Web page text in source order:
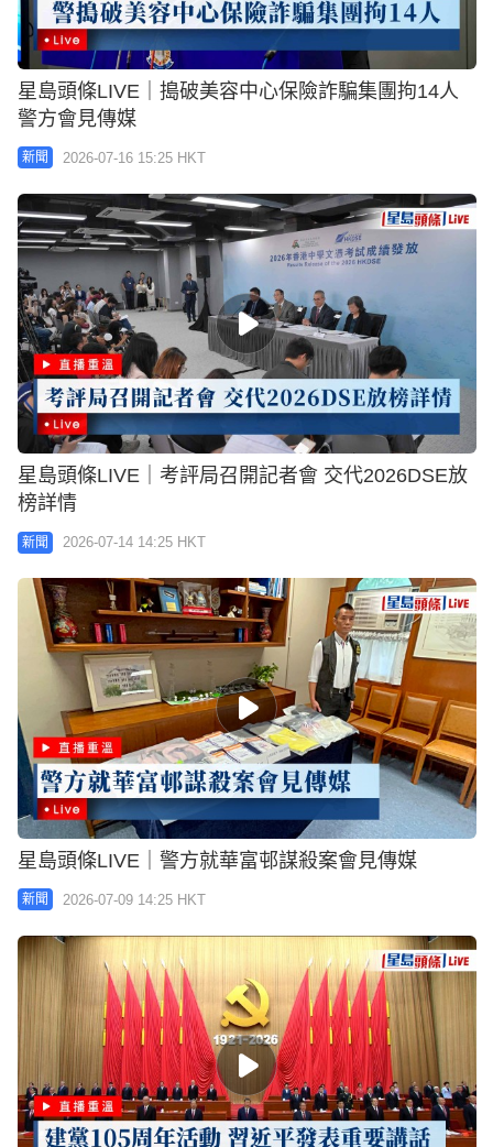
星島頭條LIVE｜搗破美容中心保險詐騙集團拘14人
警方會見傳媒
新聞 2026-07-16 15:25 HKT
星島頭條LIVE｜考評局召開記者會 交代2026DSE放
榜詳情
新聞 2026-07-14 14:25 HKT
星島頭條LIVE｜警方就華富邨謀殺案會見傳媒
新聞 2026-07-09 14:25 HKT